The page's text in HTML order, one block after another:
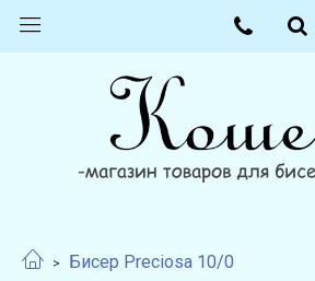
Бисер Preciosa 10/0